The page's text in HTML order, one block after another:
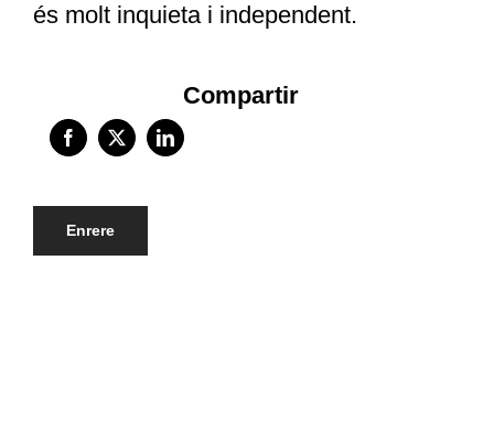
és molt inquieta i independent.
Compartir
Enrere